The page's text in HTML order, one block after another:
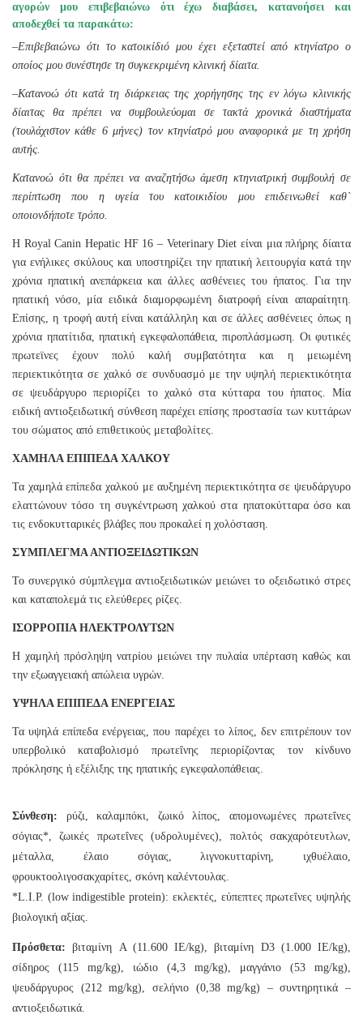
αγορών μου επιβεβαιώνω ότι έχω διαβάσει, κατανοήσει και
αποδεχθεί τα παρακάτω:
–Επιβεβαιώνω ότι το κατοικίδιό μου έχει εξεταστεί από κτηνίατρο ο
οποίος μου συνέστησε τη συγκεκριμένη κλινική δίαιτα.
–Κατανοώ ότι κατά τη διάρκειας της χορήγησης της εν λόγω κλινικής
δίαιτας θα πρέπει να συμβουλεύομαι σε τακτά χρονικά διαστήματα
(τουλάχιστον κάθε 6 μήνες) τον κτηνίατρό μου αναφορικά με τη χρήση
αυτής.
Κατανοώ ότι θα πρέπει να αναζητήσω άμεση κτηνιατρική συμβουλή σε
περίπτωση που η υγεία του κατοικιδίου μου επιδεινωθεί καθ`
οποιονδήποτε τρόπο.
Η Royal Canin Hepatic HF 16 – Veterinary Diet είναι μια πλήρης δίαιτα
για ενήλικες σκύλους και υποστηρίζει την ηπατική λειτουργία κατά την
χρόνια ηπατική ανεπάρκεια και άλλες ασθένειες του ήπατος. Για την
ηπατική νόσο, μία ειδικά διαμορφωμένη διατροφή είναι απαραίτητη.
Επίσης, η τροφή αυτή είναι κατάλληλη και σε άλλες ασθένειες όπως η
χρόνια ηπατίτιδα, ηπατική εγκεφαλοπάθεια, πιροπλάσμωση. Οι φυτικές
πρωτεϊνες έχουν πολύ καλή συμβατότητα και η μειωμένη
περιεκτικότητα σε χαλκό σε συνδυασμό με την υψηλή περιεκτικότητα
σε ψευδάργυρο περιορίζει το χαλκό στα κύτταρα του ήπατος. Μία
ειδική αντιοξειδωτική σύνθεση παρέχει επίσης προστασία των κυττάρων
του σώματος από επιθετικούς μεταβολίτες.
ΧΑΜΗΛΑ ΕΠΙΠΕΔΑ ΧΑΛΚΟΥ
Τα χαμηλά επίπεδα χαλκού με αυξημένη περιεκτικότητα σε ψευδάργυρο
ελαττώνουν τόσο τη συγκέντρωση χαλκού στα ηπατοκύτταρα όσο και
τις ενδοκυτταρικές βλάβες που προκαλεί η χολόσταση.
ΣΥΜΠΛΕΓΜΑ ΑΝΤΙΟΞΕΙΔΩΤΙΚΩΝ
Το συνεργικό σύμπλεγμα αντιοξειδωτικών μειώνει το οξειδωτικό στρες
και καταπολεμά τις ελεύθερες ρίζες.
ΙΣΟΡΡΟΠΙΑ ΗΛΕΚΤΡΟΛΥΤΩΝ
Η χαμηλή πρόσληψη νατρίου μειώνει την πυλαία υπέρταση καθώς και
την εξωαγγειακή απώλεια υγρών.
ΥΨΗΛΑ ΕΠΙΠΕΔΑ ΕΝΕΡΓΕΙΑΣ
Τα υψηλά επίπεδα ενέργειας, που παρέχει το λίπος, δεν επιτρέπουν τον
υπερβολικό καταβολισμό πρωτεΐνης περιορίζοντας τον κίνδυνο
πρόκλησης ή εξέλιξης της ηπατικής εγκεφαλοπάθειας.
Σύνθεση: ρύζι, καλαμπόκι, ζωικό λίπος, απομονωμένες πρωτεΐνες
σόγιας*, ζωικές πρωτεΐνες (υδρολυμένες), πολτός σακχαρότευτλων,
μέταλλα, έλαιο σόγιας, λιγνοκυτταρίνη, ιχθυέλαιο,
φρουκτοολιγοσακχαρίτες, σκόνη καλέντουλας.
*L.I.P. (low indigestible protein): εκλεκτές, εύπεπτες πρωτεΐνες υψηλής
βιολογική αξίας.
Πρόσθετα: βιταμίνη A (11.600 IE/kg), βιταμίνη D3 (1.000 IE/kg),
σίδηρος (115 mg/kg), ιώδιο (4,3 mg/kg), μαγγάνιο (53 mg/kg),
ψευδάργυρος (212 mg/kg), σελήνιο (0,38 mg/kg) – συντηρητικά –
αντιοξειδωτικά.